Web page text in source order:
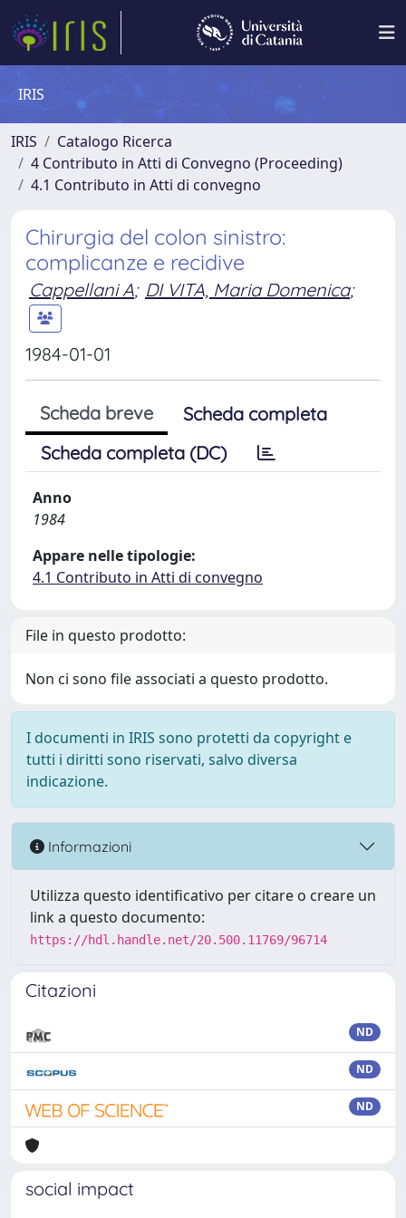
IRIS
IRIS
Catalogo Ricerca
4 Contributo in Atti di Convegno (Proceeding)
4.1 Contributo in Atti di convegno
Chirurgia del colon sinistro:
complicanze e recidive
Cappellani A; DI VITA, Maria Domenica;
1984-01-01
Scheda breve
Scheda completa
Scheda completa (DC)
Anno
1984
Appare nelle tipologie:
4.1 Contributo in Atti di convegno
File in questo prodotto:
Non ci sono file associati a questo prodotto.
I documenti in IRIS sono protetti da copyright e
tutti i diritti sono riservati, salvo diversa
indicazione.
Informazioni
Utilizza questo identificativo per citare o creare un
link a questo documento:
https://hdl.handle.net/20.500.11769/96714
Citazioni
ND
ND
ND
social impact